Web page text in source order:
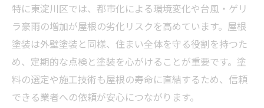
屋根塗装業者の技術力が及ぼす影響
アフターケアが住宅寿命に与える効果
業者比較で後悔しない塗装のコツ
屋根塗装業者の見積もり比較のポイント
複数業者の提案内容を正しく見極める方法
特に東淀川区では、都市化による環境変化や台風・ゲリ
ラ豪雨の増加が屋根の劣化リスクを高めています。屋根
塗装は外壁塗装と同様、住まい全体を守る役割を持つた
め、定期的な点検と塗装を心がけることが重要です。塗
料の選定や施工技術も屋根の寿命に直結するため、信頼
できる業者への依頼が安心につながります。